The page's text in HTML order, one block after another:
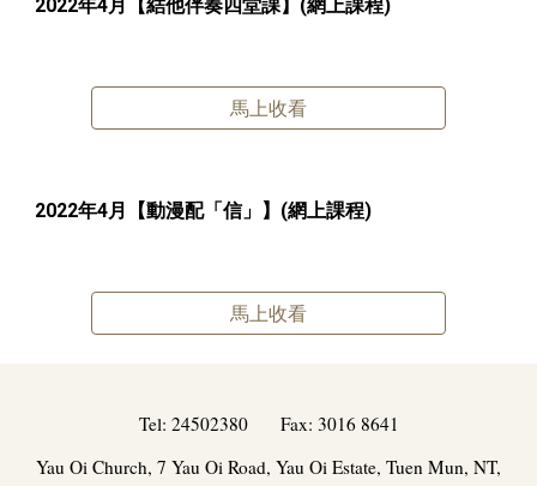
2022年4月【結他伴奏四堂課】(網上課程)
馬上收看
2022年4月【動漫配「信」 】(網上課程)
馬上收看
Tel: 24502380Fax: 3016 8641
Yau Oi Church, 7 Yau Oi Road, Yau Oi Estate, Tuen Mun, NT,